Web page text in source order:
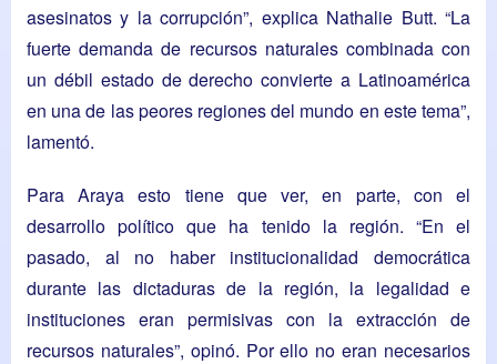
asesinatos y la corrupción”, explica Nathalie Butt. “La
fuerte demanda de recursos naturales combinada con
un débil estado de derecho convierte a Latinoamérica
en una de las peores regiones del mundo en este tema”,
lamentó.
Para Araya esto tiene que ver, en parte, con el
desarrollo político que ha tenido la región. “En el
pasado, al no haber institucionalidad democrática
durante las dictaduras de la región, la legalidad e
instituciones eran permisivas con la extracción de
recursos naturales”, opinó. Por ello no eran necesarios